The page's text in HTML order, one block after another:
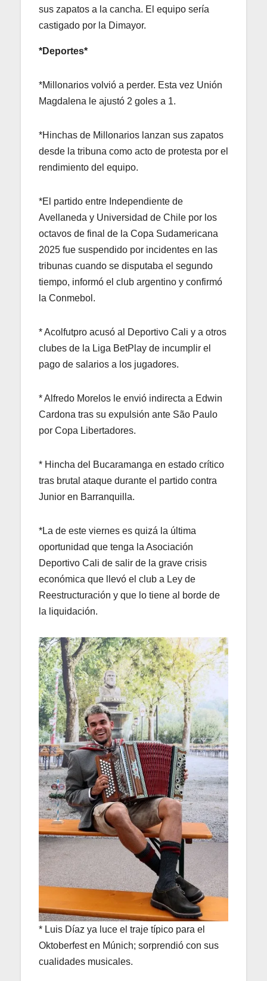
sus zapatos a la cancha. El equipo sería
castigado por la Dimayor.
*Deportes*
*Millonarios volvió a perder. Esta vez Unión
Magdalena le ajustó 2 goles a 1.
*Hinchas de Millonarios lanzan sus zapatos
desde la tribuna como acto de protesta por el
rendimiento del equipo.
*El partido entre Independiente de
Avellaneda y Universidad de Chile por los
octavos de final de la Copa Sudamericana
2025 fue suspendido por incidentes en las
tribunas cuando se disputaba el segundo
tiempo, informó el club argentino y confirmó
la Conmebol.
* Acolfutpro acusó al Deportivo Cali y a otros
clubes de la Liga BetPlay de incumplir el
pago de salarios a los jugadores.
* Alfredo Morelos le envió indirecta a Edwin
Cardona tras su expulsión ante São Paulo
por Copa Libertadores.
* Hincha del Bucaramanga en estado crítico
tras brutal ataque durante el partido contra
Junior en Barranquilla.
*La de este viernes es quizá la última
oportunidad que tenga la Asociación
Deportivo Cali de salir de la grave crisis
económica que llevó el club a Ley de
Reestructuración y que lo tiene al borde de
la liquidación.
* Luis Díaz ya luce el traje típico para el
Oktoberfest en Múnich; sorprendió con sus
cualidades musicales.